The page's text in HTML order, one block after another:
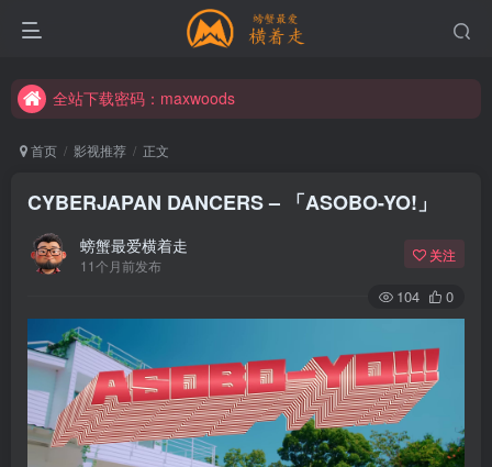
全站下载密码：maxwoods
全站下载密码：maxwoods
首页 影视推荐 正文
CYBERJAPAN DANCERS – 「ASOBO-YO!」
螃蟹最爱横着走
11个月前发布
关注
104 0